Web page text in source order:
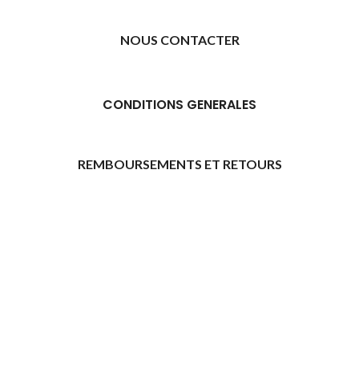
NOUS CONTACTER
CONDITIONS GENERALES
REMBOURSEMENTS ET RETOURS